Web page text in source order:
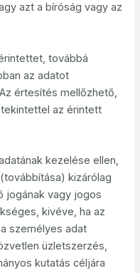
azt a bíróság vagy az
továbbá
az adatot
értesítés mellőzhető,
az érintett
kezelése ellen,
kizárólag
jogának vagy jogos
kivéve, ha az
személyes adat
üzletszerzés,
kutatás céljára